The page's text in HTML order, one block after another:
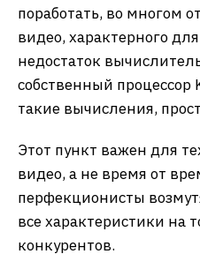
поработать, во многом
видео, характерного
недостаток
собственный процессор
такие вычисления,
Этот пункт важен для
видео, а не время от
перфекционисты
все характеристики на
конкурентов.